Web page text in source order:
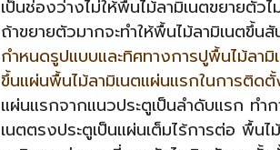
เป็นช่องว่างไม่ให้พื้นไม้ลามิเนตขยายตั
ถ้าขยายตัวมากจะทำให้พื้นไม้ลามิเนตขึ้น
กำหนดรูปแบบและทิศทางการปูพื้นไม้ลามิ
ขึ้นแผ่นพื้นไม้ลามิเนตแผ่นแรกในการติด
แผ่นแรกจากแนวประตูเป็นลำดับแรก ทำ
เนตตรงประตูเป็นแผ่นเต็มไร้การต่อ พื้น